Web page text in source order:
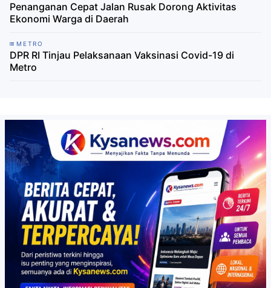
Penanganan Cepat Jalan Rusak Dorong Aktivitas
Ekonomi Warga di Daerah
METRO
DPR RI Tinjau Pelaksanaan Vaksinasi Covid-19 di
Metro